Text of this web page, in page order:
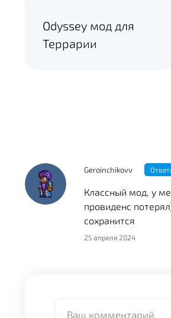
Odyssey мод для
Террарии
Geroinchikovv
Классный мод, у
провиденс
сохранится
25 апреля 2024